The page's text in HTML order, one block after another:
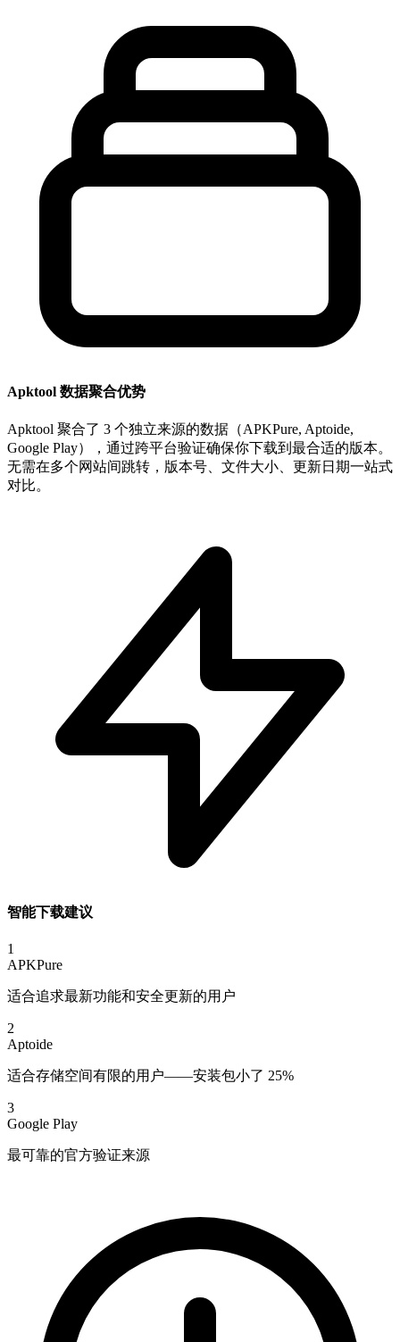
Apktool 数据聚合优势
Apktool 聚合了 3 个独立来源的数据（APKPure, Aptoide,
Google Play），通过跨平台验证确保你下载到最合适的版本。
无需在多个网站间跳转，版本号、文件大小、更新日期一站式
对比。
智能下载建议
1
APKPure
适合追求最新功能和安全更新的用户
2
Aptoide
适合存储空间有限的用户——安装包小了 25%
3
Google Play
最可靠的官方验证来源